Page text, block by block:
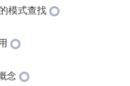
模式查找
念